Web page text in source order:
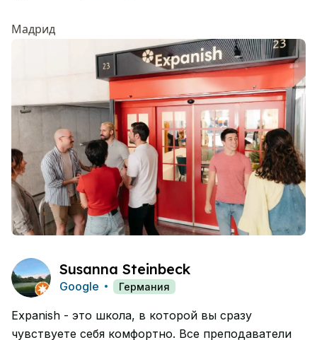
Мадрид
Susanna Steinbeck
Google Германия
Expanish - это школа, в которой вы сразу
чувствуете себя комфортно. Все преподаватели